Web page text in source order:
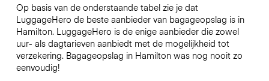
Op basis van de onderstaande tabel zie je dat
LuggageHero de beste aanbieder van bagageopslag is in
Hamilton. LuggageHero is de enige aanbieder die zowel
uur- als dagtarieven aanbiedt met de mogelijkheid tot
verzekering. Bagageopslag in Hamiltonwas nog nooit zo
eenvoudig!